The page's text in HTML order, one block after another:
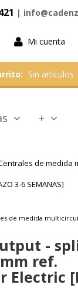
|
Mi cuenta
Sin artículos
+
de medida
3-6 SEMANAS]
de medida
-
ref.
Electric